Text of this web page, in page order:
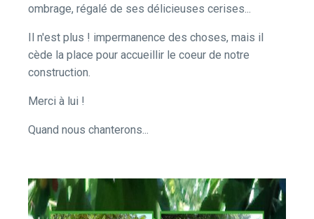
ombrage, régalé de ses délicieuses cerises...
Il n'est plus ! impermanence des choses, mais il
cède la place pour accueillir le coeur de notre
construction.
Merci à lui !
Quand nous chanterons...